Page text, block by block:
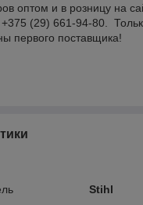
оптом и в розницу на
(29) 661-94-80.
первого поставщика!
Stihl